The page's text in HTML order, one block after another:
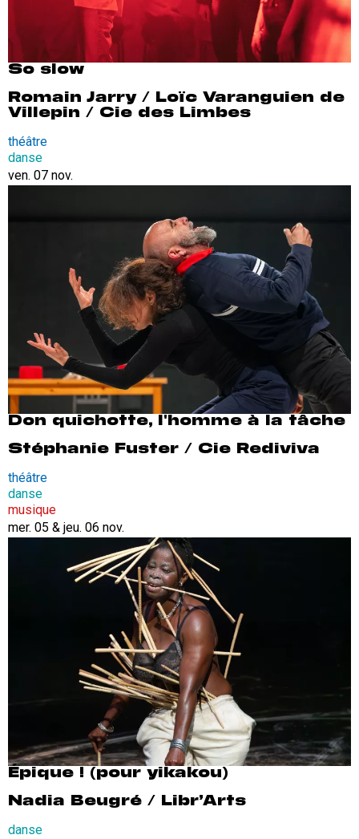
So slow
Romain Jarry / Loïc Varanguien de
Villepin / Cie des Limbes
théâtre
danse
ven. 07 nov.
Don quichotte, l'homme à la tâche
Stéphanie Fuster / Cie Rediviva
théâtre
danse
musique
mer. 05 & jeu. 06 nov.
Épique ! (pour yikakou)
Nadia Beugré / Libr’Arts
danse